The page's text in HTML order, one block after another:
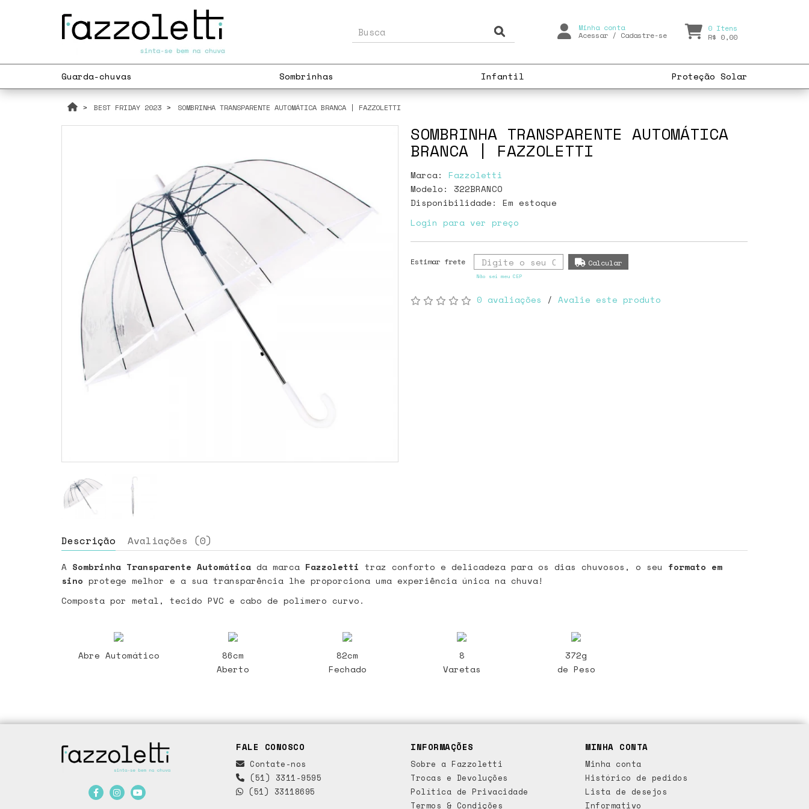
Minha conta
Acessar/ Cadastre-se
0 Itens
R$ 0,00
Guarda-chuvas Sombrinhas Infantil Proteção Solar
BEST FRIDAY 2023 SOMBRINHA TRANSPARENTE AUTOMÁTICA BRANCA | FAZZOLETTI
SOMBRINHA TRANSPARENTE AUTOMÁTICA
BRANCA | FAZZOLETTI
Marca: Fazzoletti
Modelo: 322BRANCO
Disponibilidade: Em estoque
Login para ver preço
Não sei meu CEP
0 avaliações / Avalie este produto
Descrição Avaliações (0)
A Sombrinha Transparente Automática da marca Fazzoletti traz conforto e delicadeza para os dias chuvosos, o seu formato em
sino protege melhor e a sua transparência lhe proporciona uma experiência única na chuva!
Composta por metal, tecido PVC e cabo de polímero curvo.
Abre Automático
86cm
Aberto
82cm
Fechado
8
Varetas
372g
de Peso
FALE CONOSCO
Contate-nos
(51) 3311-9595
(51) 33118695
INFORMAÇÕES
Sobre a Fazzoletti
Trocas e Devoluções
Política de Privacidade
Termos & Condições
MINHA CONTA
Minha conta
Histórico de pedidos
Lista de desejos
Informativo